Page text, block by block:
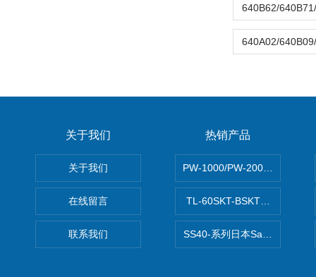
关于我们
关于我们
在线留言
联系我们
热销产品
PW-1000/PW-
TL-60SKT-BSKTC张力控制器
SS40-系列日本Sawamura泽